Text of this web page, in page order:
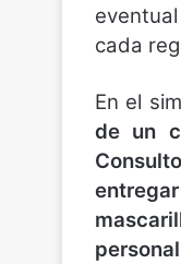
cada
En el
de un